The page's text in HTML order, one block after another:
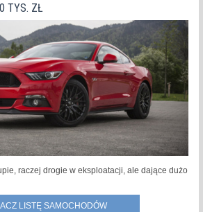
TYS. ZŁ
raczej drogie w eksploatacji, ale dające dużo
LISTĘ SAMOCHODÓW